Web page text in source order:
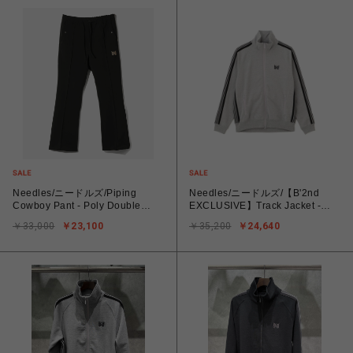
Needles/ニードルズ/Piping
Cowboy Pant - Poly Double
￥23,100
￥33,000
Needles/ニードルズ/【B'2nd
EXCLUSIVE】Track Jacket -
￥24,640
￥35,200